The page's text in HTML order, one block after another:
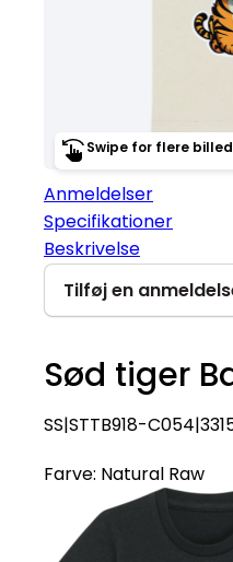
Swipe for flere
Anmeldelser
Specifikationer
Beskrivelse
Tilføj en
Sød tiger
SS|STTB918-
Farve: Natural Raw